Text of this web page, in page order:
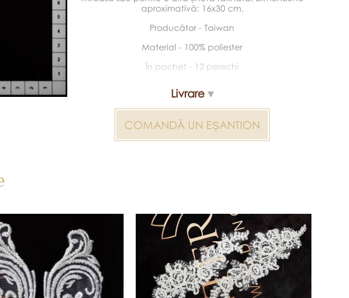
aproximativă: 16x30 cm.
Producător - Taiwan
Material - 100% poliester
În pachet - 12 perechi
Livrare
COMANDĂ UN EȘANTION